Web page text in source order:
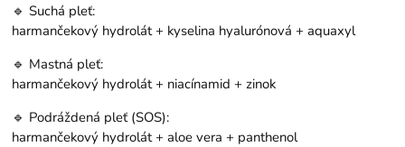
🔹 Suchá pleť:
harmančekový hydrolát + kyselina hyalurónová + aquaxyl
🔹 Mastná pleť:
harmančekový hydrolát + niacínamid + zinok
🔹 Podráždená pleť (SOS):
harmančekový hydrolát + aloe vera + panthenol